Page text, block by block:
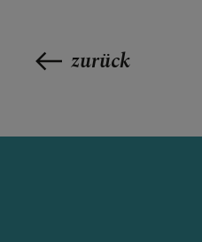
Gastchor zurück